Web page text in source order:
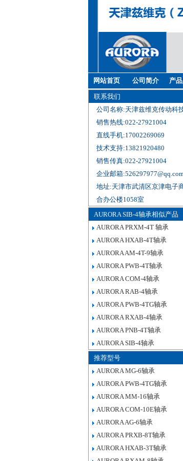
网站首页 公司简介 产
联系我们
公司名称:天津兹维克传动科
销售热线:022-27921004
直线手机:17002269069
技术支持:13821920480
销售传真:022-27921004
企业邮箱
地址:天津市武清区京津电子
合办公楼1058室
AURORA SIB-4轴承相似产品
AURORA PRXM-4T 轴承
AURORA HXAB-4T轴承
AURORA AM-4T-9轴承
AURORA PWB-4T轴承
AURORA COM-4轴承
AURORA RAB-4轴承
AURORA PWB-4TG轴承
AURORA RXAB-4轴承
AURORA PNB-4T轴承
AURORA SIB-4轴承
推荐型号
AURORA MG-6轴承
AURORA PWB-4TG轴承
AURORA MM-16轴承
AURORA COM-10E轴承
AURORA AG-6轴承
AURORA PRXB-8T轴承
AURORA HXAB-3T轴承